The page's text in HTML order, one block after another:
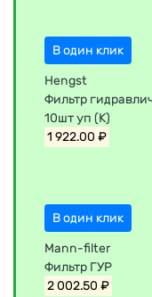
В один клик
Hengst
Фильтр
10шт уп (К)
1 922.00 ₽
В один клик
Mann-filter
Фильтр ГУР
2 002.50 ₽